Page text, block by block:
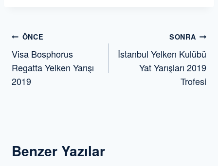
Yazı
gezinmesi
ÖNCE
Visa Bosphorus
Regatta Yelken Yarışı
2019
SONRA
İstanbul Yelken Kulübü
Yat Yarışları 2019
Trofesi
Benzer Yazılar